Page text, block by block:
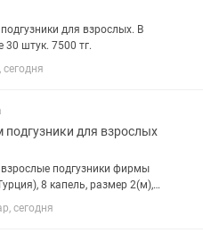
для взрослых. В
30 штук. 7500 тг.
сегодня
подгузники для взрослых
подгузники фирмы
8 капель, размер 2(м),
шт, 6000
сегодня